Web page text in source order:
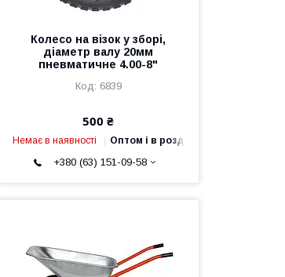
Колесо на візок у зборі,
діаметр валу 20мм
пневматичне 4.00-8"
6839
500 ₴
Немає в наявності Оптом і в роздріб
+380 (63) 151-09-58